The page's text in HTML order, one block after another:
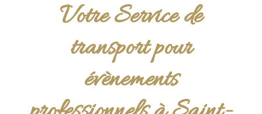
Votre Service de
transport pour
évènements